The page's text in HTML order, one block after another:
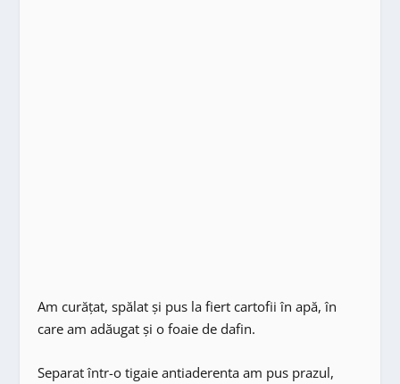
Am curățat, spălat și pus la fiert cartofii în apă, în
care am adăugat și o foaie de dafin.
Separat într-o tigaie antiaderenta am pus prazul,